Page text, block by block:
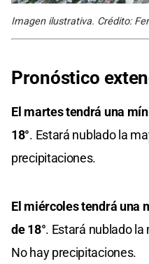
Imagen ilustrativa. Crédito:
Pronóstico
El martes tendrá una
18°. Estará nublado la
precipitaciones.
El miércoles tendrá una
de 18°. Estará nublado
No hay precipitaciones.